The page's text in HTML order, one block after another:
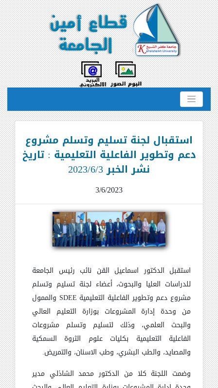
استقبال لجنة تسليم وتسلم مشروع
دعم وتطوير الفاعلية التعليمية : تاريخ
نشر الخبر 2023/6/3
3/6/2023
استقبل الدكتور اسماعيل القن نائب رئيس الجامعة
للدراسات العليا والبحوث، أعضاء لجنة تسليم وتسلم
مشروع دعم وتطوير الفاعلية التعليمية SDEE والممول
من وحدة إدارة المشروعات بوزارة التعليم العالي
والبحث العلمي، وذلك لتسليم وتسلم مشروعات
الفاعلية التعليمية بكليات علوم الثروة السمكية
والمصايد، والطب البشري، وطب الاسنان، والتمريض.
وضمت اللجنة كلا من الدكتور محمد الشاذلي مدير